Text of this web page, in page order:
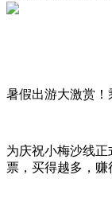
暑假出游大激赏
为庆祝小梅沙线正
票，买得越多，赚